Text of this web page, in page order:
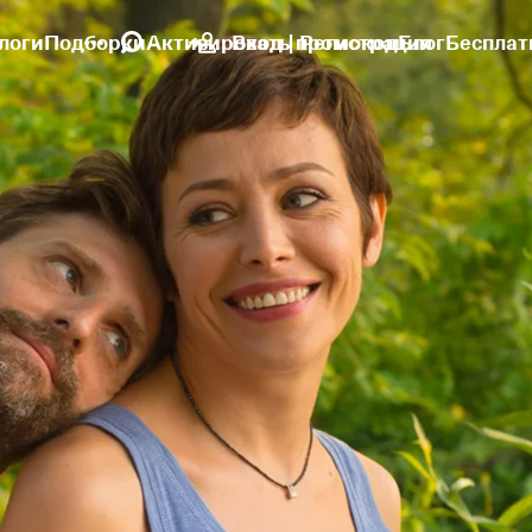
ПодборкиАктивировать промокодБлог
Вход | Регистрация